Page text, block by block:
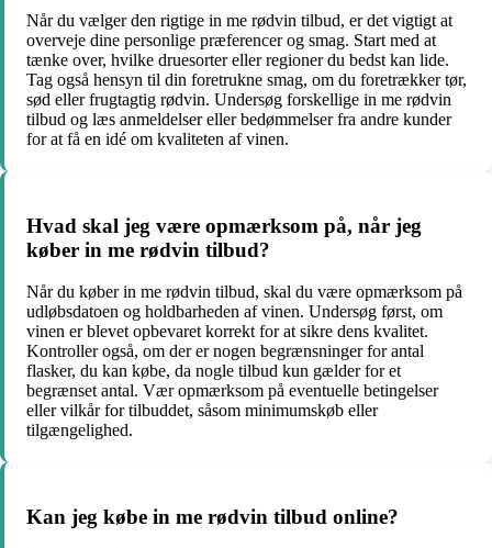
Når du vælger den rigtige in me rødvin tilbud, er det vigtigt at
overveje dine personlige præferencer og smag. Start med at
tænke over, hvilke druesorter eller regioner du bedst kan lide.
Tag også hensyn til din foretrukne smag, om du foretrækker tør,
sød eller frugtagtig rødvin. Undersøg forskellige in me rødvin
tilbud og læs anmeldelser eller bedømmelser fra andre kunder
for at få en idé om kvaliteten af vinen.
Hvad skal jeg være opmærksom på, når jeg
køber in me rødvin tilbud?
Når du køber in me rødvin tilbud, skal du være opmærksom på
udløbsdatoen og holdbarheden af vinen. Undersøg først, om
vinen er blevet opbevaret korrekt for at sikre dens kvalitet.
Kontroller også, om der er nogen begrænsninger for antal
flasker, du kan købe, da nogle tilbud kun gælder for et
begrænset antal. Vær opmærksom på eventuelle betingelser
eller vilkår for tilbuddet, såsom minimumskøb eller
tilgængelighed.
Kan jeg købe in me rødvin tilbud online?